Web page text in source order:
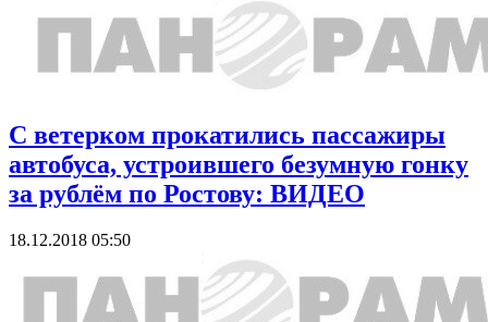
С ветерком прокатились пассажиры
автобуса, устроившего безумную гонку
за рублём по Ростову: ВИДЕО
18.12.2018 05:50